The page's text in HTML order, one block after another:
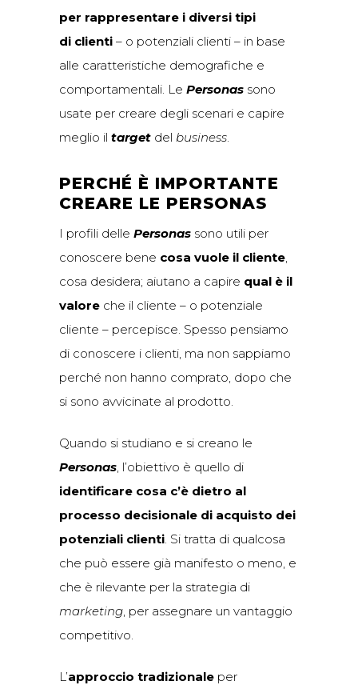
per rappresentare i diversi tipi
di clienti – o potenziali clienti – in base
alle caratteristiche demografiche e
comportamentali. Le Personas sono
usate per creare degli scenari e capire
meglio il target del business.
PERCHÉ È IMPORTANTE
CREARE LE PERSONAS
I profili delle Personas sono utili per
conoscere bene cosa vuole il cliente,
cosa desidera; aiutano a capire qual è il
valore che il cliente – o potenziale
cliente – percepisce. Spesso pensiamo
di conoscere i clienti, ma non sappiamo
perché non hanno comprato, dopo che
si sono avvicinate al prodotto.
Quando si studiano e si creano le
Personas, l’obiettivo è quello di
identificare cosa c’è dietro al
processo decisionale di acquisto dei
potenziali clienti. Si tratta di qualcosa
che può essere già manifesto o meno, e
che è rilevante per la strategia di
marketing, per assegnare un vantaggio
competitivo.
L’approccio tradizionale per